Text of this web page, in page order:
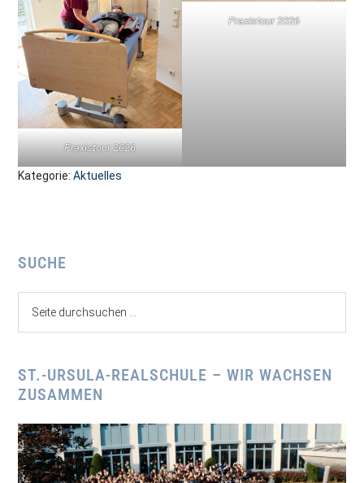
Praxistour 2026
Praxistour 2026
Kategorie:Aktuelles
Seitenspalte
SUCHE
ST.-URSULA-REALSCHULE – WIR WACHSEN
ZUSAMMEN